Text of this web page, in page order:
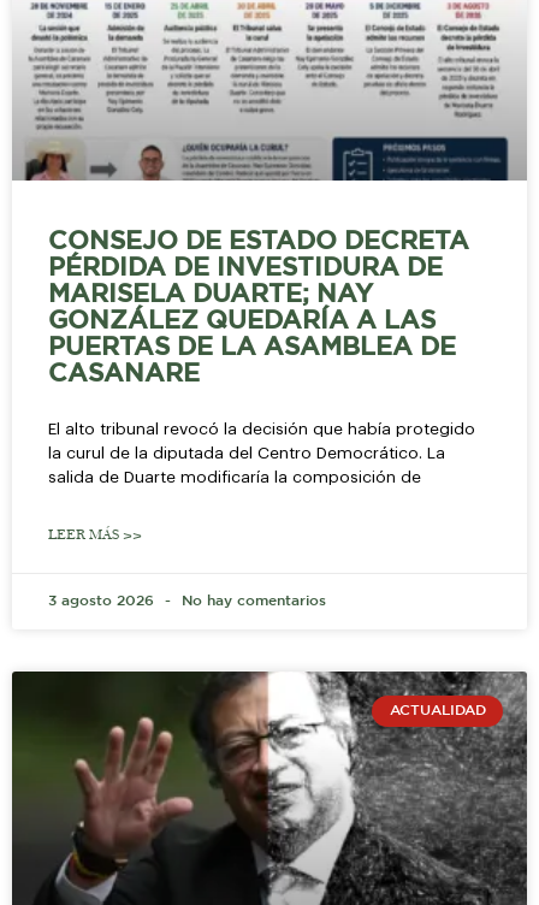
CONSEJO DE ESTADO DECRETA
PÉRDIDA DE INVESTIDURA DE
MARISELA DUARTE; NAY
GONZÁLEZ QUEDARÍA A LAS
PUERTAS DE LA ASAMBLEA DE
CASANARE
El alto tribunal revocó la decisión que había protegido
la curul de la diputada del Centro Democrático. La
salida de Duarte modificaría la composición de
LEER MÁS >>
3 agosto 2026 No hay comentarios
ACTUALIDAD